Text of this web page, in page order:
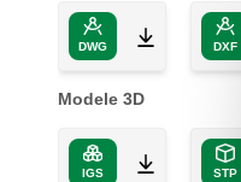
DWG DXF
Modele 3D
IGS STP